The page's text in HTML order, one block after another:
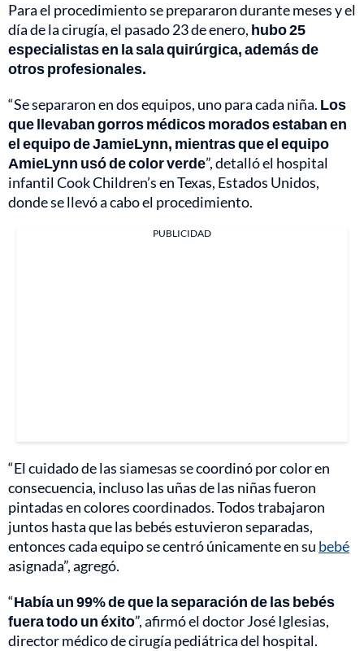
Para el procedimiento se prepararon durante meses y el
día de la cirugía, el pasado 23 de enero, hubo 25
especialistas en la sala quirúrgica, además de
otros profesionales.
“Se separaron en dos equipos, uno para cada niña. Los
que llevaban gorros médicos morados estaban en
el equipo de JamieLynn, mientras que el equipo
AmieLynn usó de color verde”, detalló el hospital
infantil Cook Children’s en Texas, Estados Unidos,
donde se llevó a cabo el procedimiento.
PUBLICIDAD
“El cuidado de las siamesas se coordinó por color en
consecuencia, incluso las uñas de las niñas fueron
pintadas en colores coordinados. Todos trabajaron
juntos hasta que las bebés estuvieron separadas,
entonces cada equipo se centró únicamente en su bebé
asignada”, agregó.
“Había un 99% de que la separación de las bebés
fuera todo un éxito”, afirmó el doctor José Iglesias,
director médico de cirugía pediátrica del hospital.